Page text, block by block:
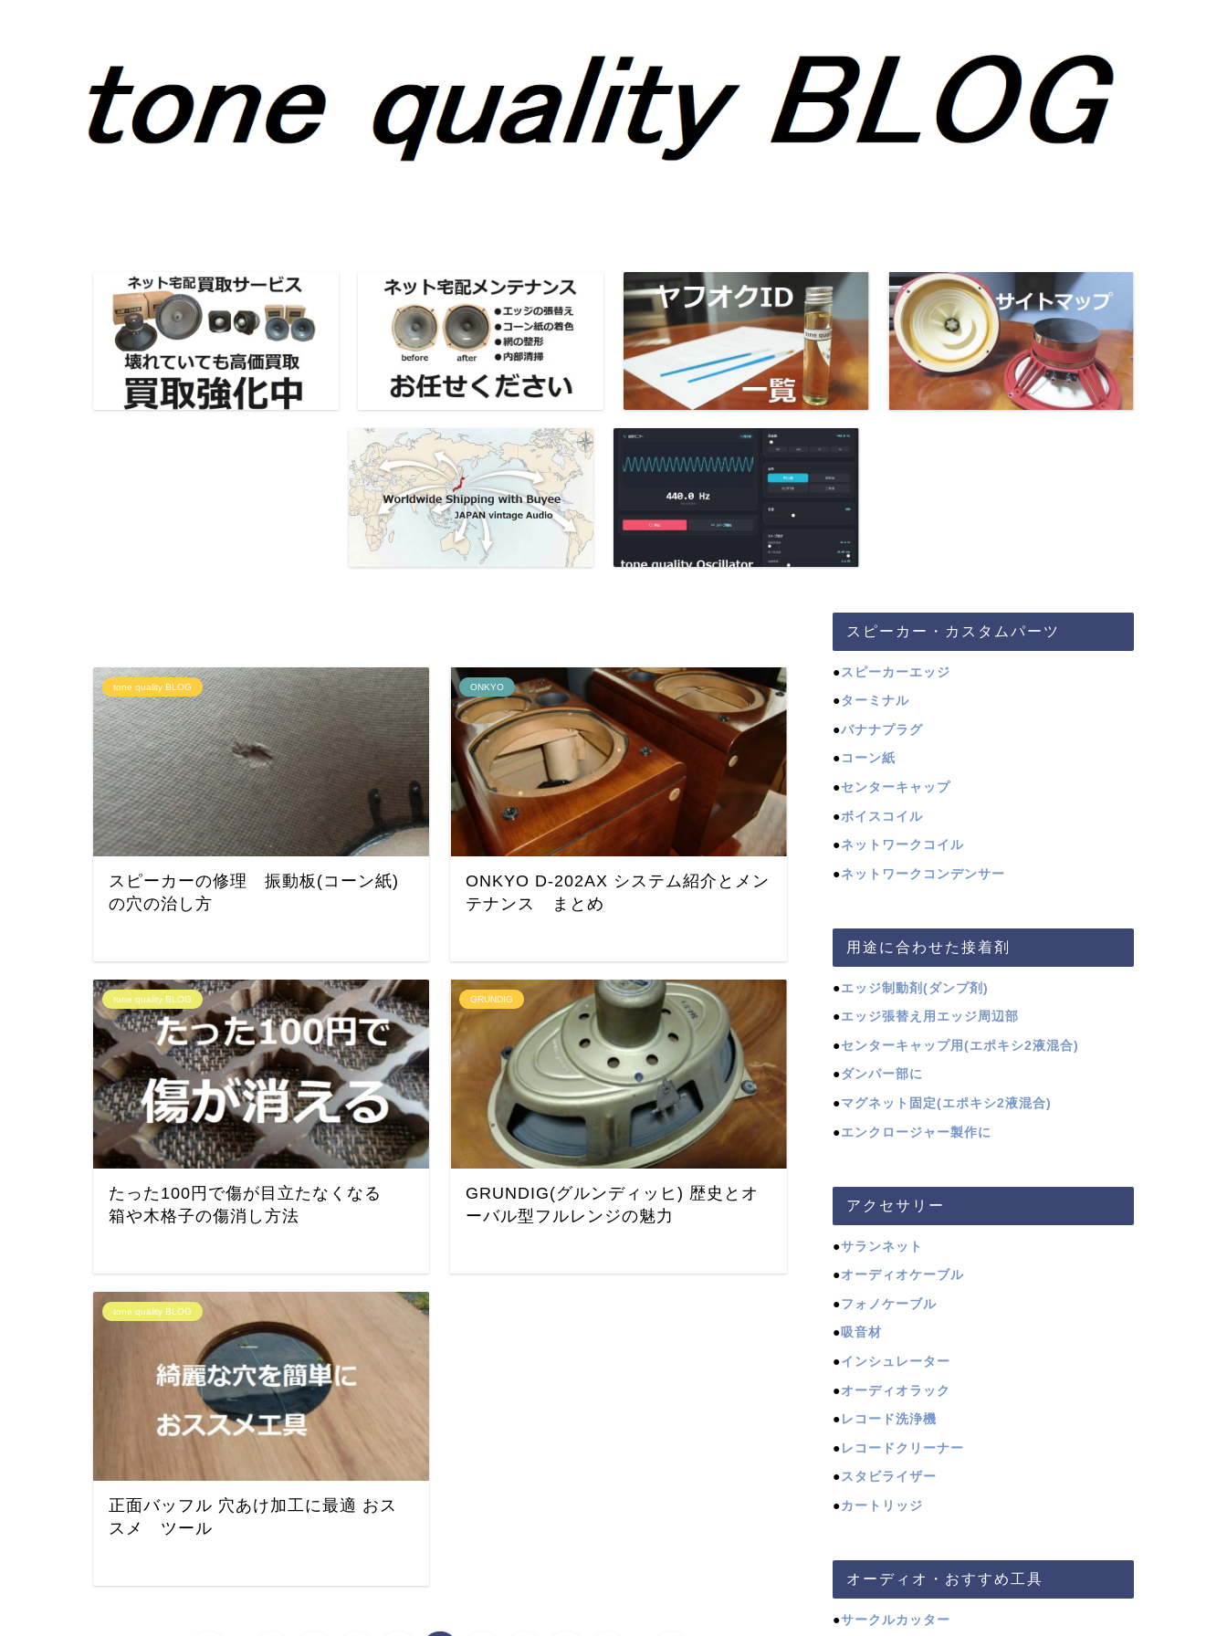
tone quality BLOG
スピーカーの修理 振動板(コーン紙)
の穴の治し方
ONKYO
ONKYO D-202AX システム紹介とメン
テナンス まとめ
tone quality BLOG
たった100円で傷が目立たなくなる
箱や木格子の傷消し方法
GRUNDIG
GRUNDIG(グルンディッヒ) 歴史とオ
ーバル型フルレンジの魅力
tone quality BLOG
正面バッフル 穴あけ加工に最適 おス
スメ ツール
スピーカー・カスタムパーツ
● スピーカーエッジ
●ターミナル
●バナナプラグ
● コーン紙
●センターキャップ
●ボイスコイル
●ネットワークコイル
●ネットワークコンデンサー
用途に合わせた接着剤
●エッジ制動剤(ダンプ剤)
●エッジ張替え用エッジ周辺部
●センターキャップ用(エポキシ2液混合)
●ダンパー部に
●マグネット固定(エポキシ2液混合)
●エンクロージャー製作に
アクセサリー
●サランネット
●オーディオケーブル
●フォノケーブル
●吸音材
●インシュレーター
●オーディオラック
● レコード洗浄機
● レコードクリーナー
●スタビライザー
●カートリッジ
オーディオ・おすすめ工具
●サークルカッター